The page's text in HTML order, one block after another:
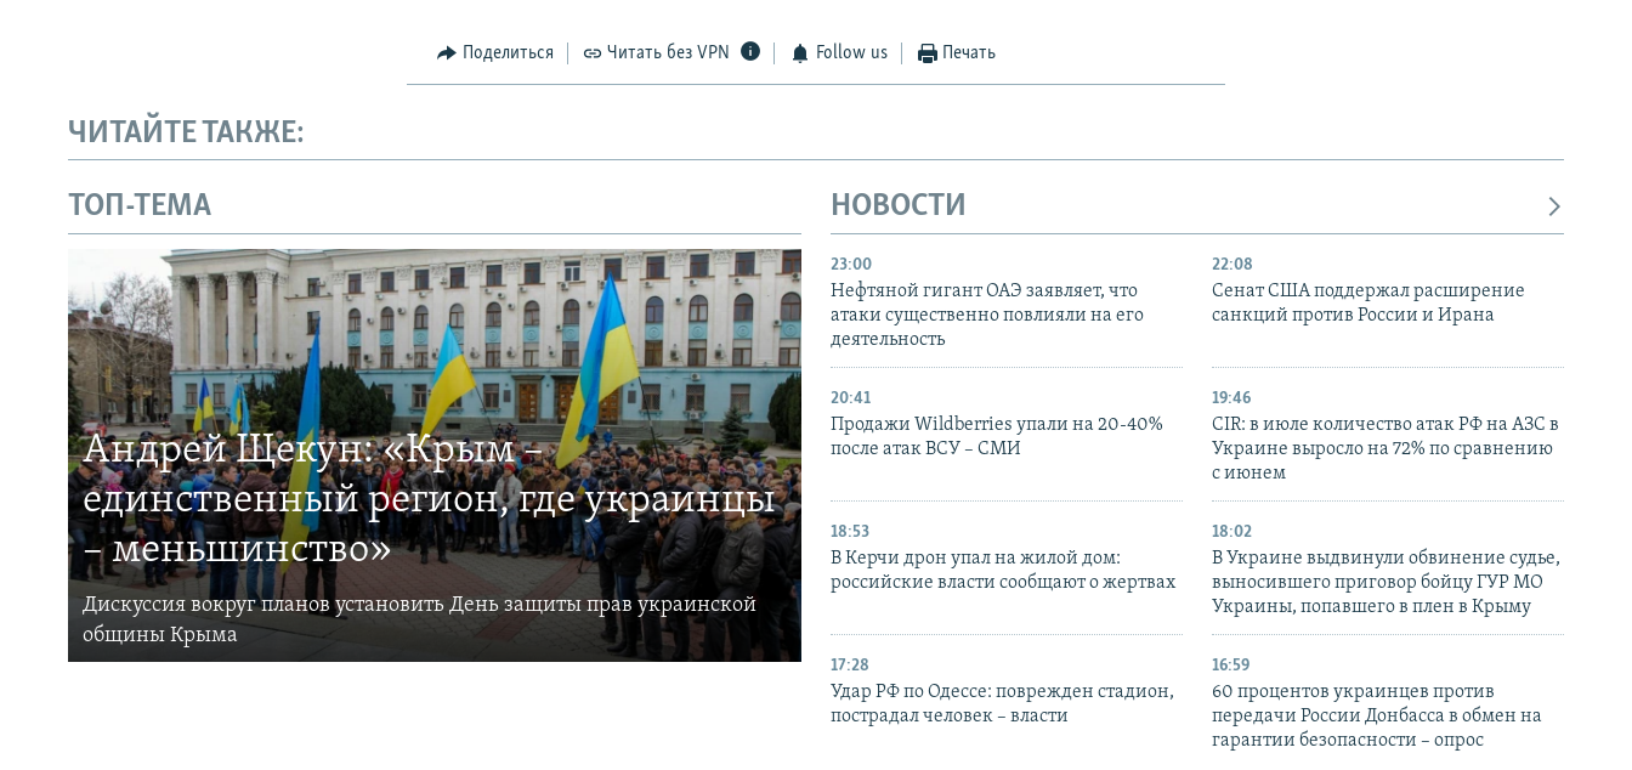
Поделиться Читать без VPN Follow us Печать
ЧИТАЙТЕ ТАКЖЕ:
ТОП-ТЕМА
Андрей Щекун: «Крым –
единственный регион, где украинцы
– меньшинство»
Дискуссия вокруг планов установить День защиты прав украинской
общины Крыма
НОВОСТИ
23:00
Нефтяной гигант ОАЭ заявляет, что
атаки существенно повлияли на его
деятельность
22:08
Сенат США поддержал расширение
санкций против России и Ирана
20:41
Продажи Wildberries упали на 20-40%
после атак ВСУ – СМИ
19:46
CIR: в июле количество атак РФ на АЗС в
Украине выросло на 72% по сравнению
с июнем
18:53
В Керчи дрон упал на жилой дом:
российские власти сообщают о жертвах
18:02
В Украине выдвинули обвинение судье,
выносившего приговор бойцу ГУР МО
Украины, попавшего в плен в Крыму
17:28
Удар РФ по Одессе: поврежден стадион,
пострадал человек – власти
16:59
60 процентов украинцев против
передачи России Донбасса в обмен на
гарантии безопасности – опрос